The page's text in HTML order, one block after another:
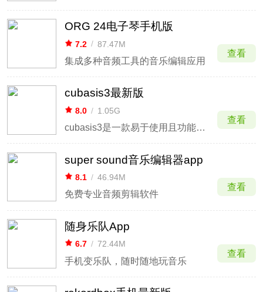
ORG 24电子琴手机版
7.2 / 87.47M
集成多种音频工具的音乐编辑应用
查看
cubasis3最新版
8.0 / 1.05G
cubasis3是一款易于使用且功能强大的音乐制作App，相比起电脑端而言，手机版不仅可以随开随用，而且还支持用户在灵感爆棚的时候即刻剪辑，非常实用方便。同时软件界面直观，功能丰富，作为Cubasis最新系列之作，Cubasis3最新版提供了新的功能以及功能增强，用户可以快
查看
super sound音乐编辑器app
8.1 / 46.94M
免费专业音频剪辑软件
查看
随身乐队App
6.7 / 72.44M
手机变乐队，随时随地玩音乐
查看